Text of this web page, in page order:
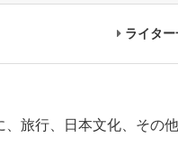
ライタ
旅行、日本文化、その